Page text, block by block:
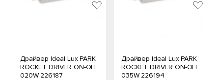
Драйвер Ideal Lux PARK
ROCKET DRIVER ON-OFF
020W 226187
Драйвер Ideal Lux PARK
ROCKET DRIVER ON-OFF
035W 226194